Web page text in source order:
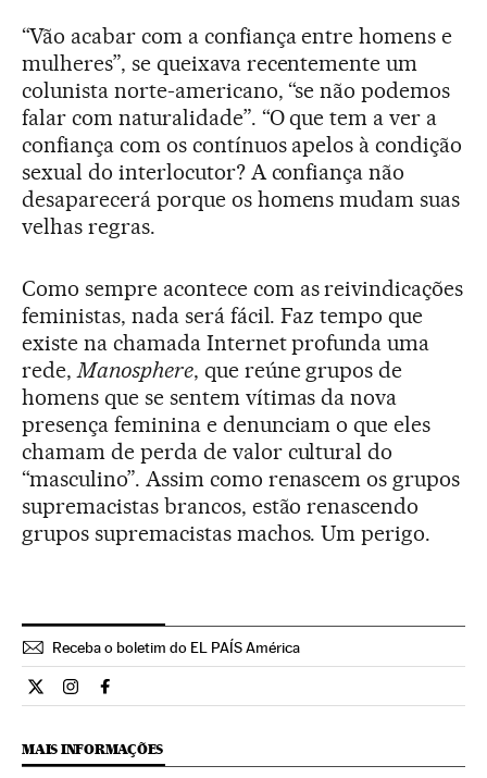
“Vão acabar com a confiança entre homens e
mulheres”, se queixava recentemente um
colunista norte-americano, “se não podemos
falar com naturalidade”. “O que tem a ver a
confiança com os contínuos apelos à condição
sexual do interlocutor? A confiança não
desaparecerá porque os homens mudam suas
velhas regras.
Como sempre acontece com as reivindicações
feministas, nada será fácil. Faz tempo que
existe na chamada Internet profunda uma
rede,Manosphere, que reúne grupos de
homens que se sentem vítimas da nova
presença feminina e denunciam o que eles
chamam de perda de valor cultural do
“masculino”. Assim como renascem os grupos
supremacistas brancos, estão renascendo
grupos supremacistas machos. Um perigo.
Receba o boletim do EL PAÍS América
Opiniao El País Brasil en Twitter
Opiniao El País Brasil en Instagram
Opiniao El País Brasil en Facebook
MAIS INFORMAÇÕES